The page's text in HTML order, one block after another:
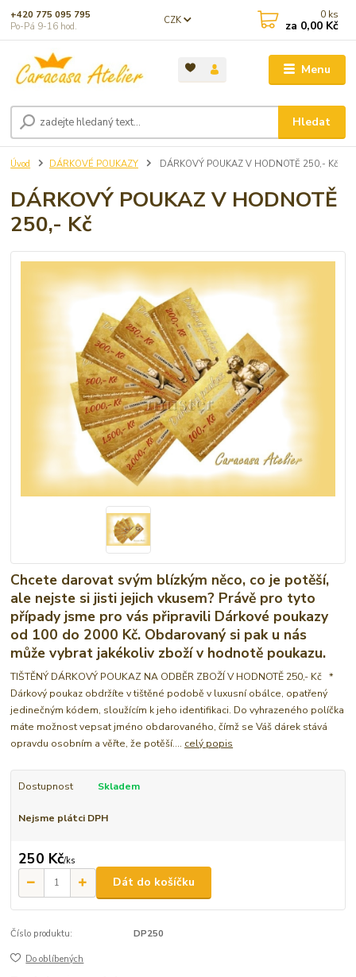
Menu
CZK
Hledat
+420 775 095 795
Po-Pá 9-16 hod.
0 ks
za 0,00 Kč
Úvod DÁRKOVÉ POUKAZY DÁRKOVÝ POUKAZ V HODNOTĚ 250,- Kč
DÁRKOVÝ POUKAZ V HODNOTĚ
250,- Kč
Chcete darovat svým blízkým něco, co je potěší,
ale nejste si jisti jejich vkusem? Právě pro tyto
případy jsme pro vás připravili Dárkové poukazy
od 100 do 2000 Kč. Obdarovaný si pak u nás
může vybrat jakékoliv zboží v hodnotě poukazu.
TIŠTĚNÝ DÁRKOVÝ POUKAZ NA ODBĚR ZBOŽÍ V HODNOTĚ 250,- Kč *
Dárkový poukaz obdržíte v tištěné podobě v luxusní obálce, opatřený
jedinečným kódem, sloužícím k jeho identifikaci. Do vyhrazeného políčka
máte možnost vepsat jméno obdarovaného, čímž se Váš dárek stává
opravdu osobním a věřte, že potěší.... celý popis
Dostupnost Skladem
Nejsme plátci DPH
250 Kč/ks
Dát do košíčku
Číslo produktu: DP250
Do oblíbených